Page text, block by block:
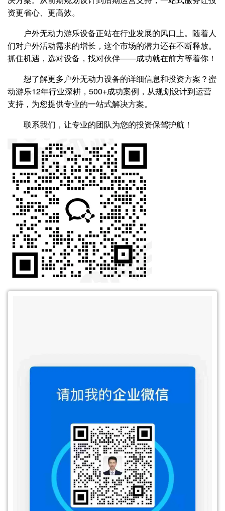
资更省心、更高效。
户外无动力游乐设备正站在行业发展的风口上。随着人
们对户外活动需求的增长，这个市场的潜力还在不断释放。
抓住机遇，选对设备，找对伙伴——成功就在前方等着你！
想了解更多户外无动力设备的详细信息和投资方案？蜜
动游乐12年行业深耕，500+成功案例，从规划设计到运营
支持，为您提供专业的一站式解决方案。
联系我们，让专业的团队为您的投资保驾护航！